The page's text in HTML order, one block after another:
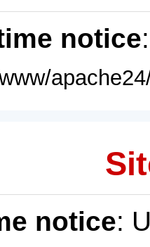
notice
notice: